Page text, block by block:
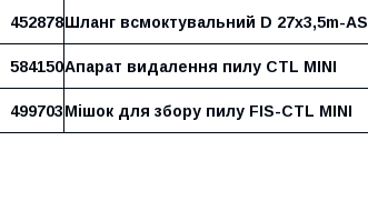
452878Шланг всмоктувальний D 27x3,5m-AS
584150Апарат видалення пилу CTL MINI
499703Мішок для збору пилу FIS-CTL MINI